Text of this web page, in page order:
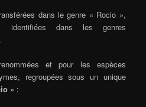
dans le genre « Rocio »,
identifiées dans les genres
et pour les espèces
regroupées sous un unique
» :